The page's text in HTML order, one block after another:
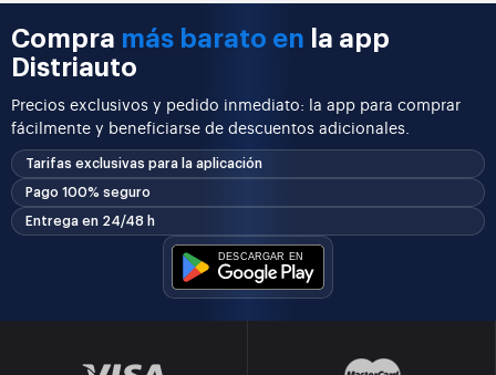
Compra más barato en la app
Distriauto
Precios exclusivos y pedido inmediato: la app para comprar
fácilmente y beneficiarse de descuentos adicionales.
Tarifas exclusivas para la aplicación
Pago 100% seguro
Entrega en 24/48 h